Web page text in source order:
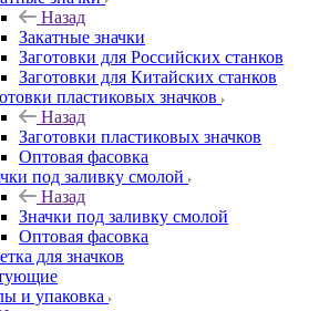
Назад
Закатные значки
Заготовки для Российских станков
Заготовки для Китайских станков
пластиковых значков
Назад
Заготовки пластиковых значков
Оптовая фасовка
под заливку смолой
Назад
Значки под заливку смолой
Оптовая фасовка
для значков
и упаковка